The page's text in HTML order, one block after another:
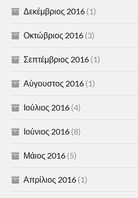
Δεκέμβριος 2016 (1)
Οκτώβριος 2016 (3)
Σεπτέμβριος 2016 (1)
Αύγουστος 2016 (1)
Ιούλιος 2016 (4)
Ιούνιος 2016 (8)
Μάιος 2016 (5)
Απρίλιος 2016 (1)